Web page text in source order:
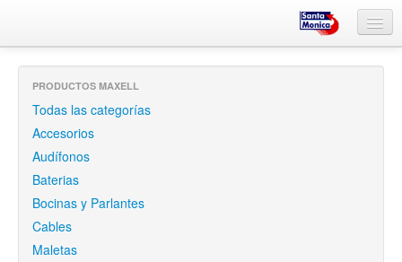
¿Quiénes somos?
Informática
Proyectores
Artes Gráficas
PRODUCTOS MAXELL
Todas las categorías
Accesorios
Audífonos
Baterias
Bocinas y Parlantes
Cables
Maletas